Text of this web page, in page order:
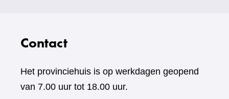
Contact
Het provinciehuis is op werkdagen geopend
van 7.00 uur tot 18.00 uur.